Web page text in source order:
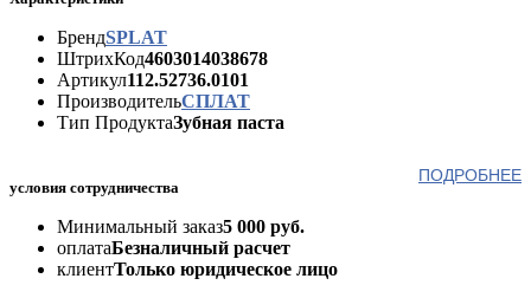
БрендSPLAT
ШтрихКод4603014038678
Артикул112.52736.0101
ПроизводительСПЛАТ
Тип ПродуктаЗубная паста
условия сотрудничества
ПОДРОБНЕЕ
Минимальный заказ5 000 руб.
оплатаБезналичный расчет
клиентТолько юридическое лицо